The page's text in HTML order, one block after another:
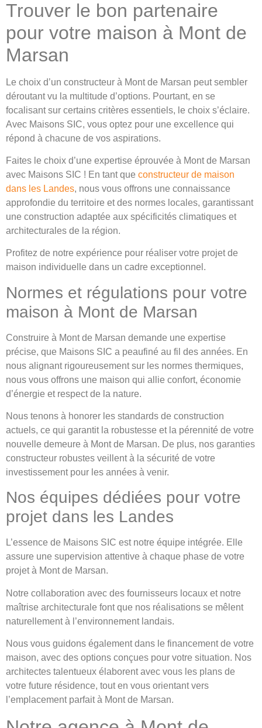
Trouver le bon partenaire
pour votre maison à Mont de
Marsan
Le choix d’un constructeur à Mont de Marsan peut sembler
déroutant vu la multitude d’options. Pourtant, en se
focalisant sur certains critères essentiels, le choix s’éclaire.
Avec Maisons SIC, vous optez pour une excellence qui
répond à chacune de vos aspirations.
Faites le choix d’une expertise éprouvée à Mont de Marsan
avec Maisons SIC ! En tant que constructeur de maison
dans les Landes, nous vous offrons une connaissance
approfondie du territoire et des normes locales, garantissant
une construction adaptée aux spécificités climatiques et
architecturales de la région.
Profitez de notre expérience pour réaliser votre projet de
maison individuelle dans un cadre exceptionnel.
Normes et régulations pour votre
maison à Mont de Marsan
Construire à Mont de Marsan demande une expertise
précise, que Maisons SIC a peaufiné au fil des années. En
nous alignant rigoureusement sur les normes thermiques,
nous vous offrons une maison qui allie confort, économie
d’énergie et respect de la nature.
Nous tenons à honorer les standards de construction
actuels, ce qui garantit la robustesse et la pérennité de votre
nouvelle demeure à Mont de Marsan. De plus, nos garanties
constructeur robustes veillent à la sécurité de votre
investissement pour les années à venir.
Nos équipes dédiées pour votre
projet dans les Landes
L’essence de Maisons SIC est notre équipe intégrée. Elle
assure une supervision attentive à chaque phase de votre
projet à Mont de Marsan.
Notre collaboration avec des fournisseurs locaux et notre
maîtrise architecturale font que nos réalisations se mêlent
naturellement à l’environnement landais.
Nous vous guidons également dans le financement de votre
maison, avec des options conçues pour votre situation. Nos
architectes talentueux élaborent avec vous les plans de
votre future résidence, tout en vous orientant vers
l’emplacement parfait à Mont de Marsan.